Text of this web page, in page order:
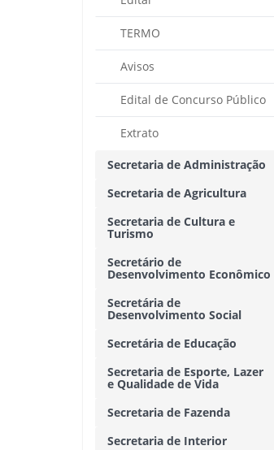
TERMO
Avisos
Edital de Concurso Público
Extrato
Secretaria de Administração
Secretaria de Agricultura
Secretaria de Cultura e
Turismo
Secretário de
Desenvolvimento Econômico
Secretária de
Desenvolvimento Social
Secretária de Educação
Secretaria de Esporte, Lazer
e Qualidade de Vida
Secretaria de Fazenda
Secretaria de Interior